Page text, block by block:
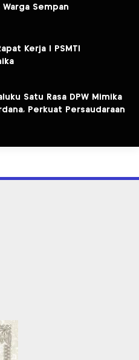
Sempan
Kerja I PSMTI
Satu Rasa DPW Mimika
Perkuat Persaudaraan